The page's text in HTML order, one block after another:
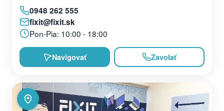
0948 262 555
fixit@fixit.sk
Pon-Pia: 10:00 - 18:00
Navigovať Zavolať